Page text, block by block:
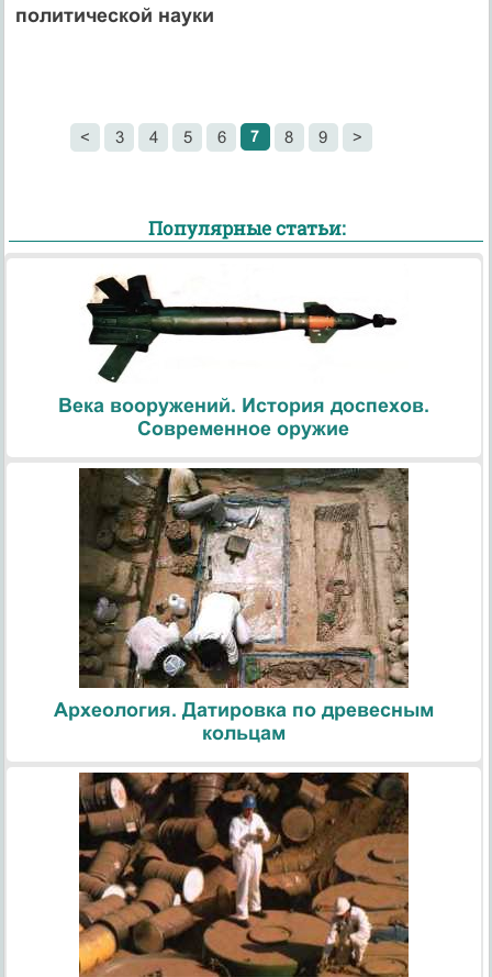
политической науки
< 3 4 5 6 7 8 9 >
Популярные статьи:
Века вооружений. История доспехов.
Современное оружие
Археология. Датировка по древесным
кольцам